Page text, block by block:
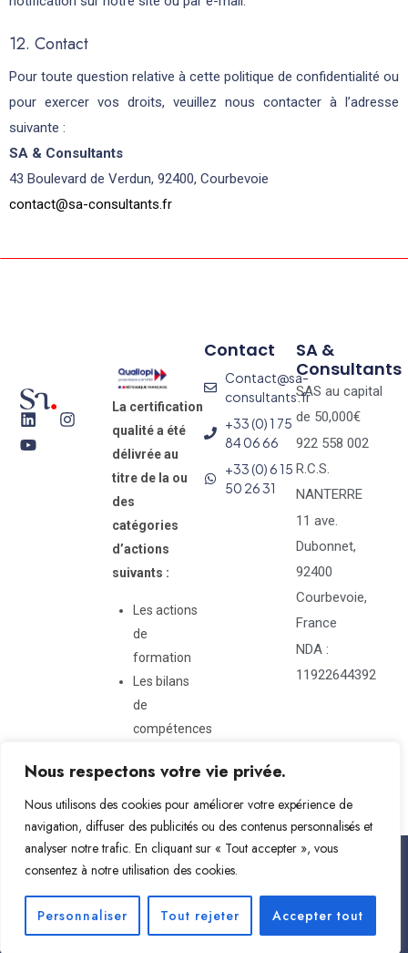
Nous respectons votre vie privée.
Nous utilisons des cookies pour améliorer votre expérience de
navigation, diffuser des publicités ou des contenus personnalisés et
analyser notre trafic. En cliquant sur « Tout accepter », vous
consentez à notre utilisation des cookies.
Personnaliser Tout rejeter Accepter tout
12. Contact
Pour toute question relative à cette politique de confidentialité ou
pour exercer vos droits, veuillez nous contacter à l’adresse
suivante :
SA & Consultants
43 Boulevard de Verdun, 92400, Courbevoie
contact@sa-consultants.fr
SA &
Consultants
SAS au capital
de 50,000€
922 558 002
R.C.S.
NANTERRE
11 ave.
Dubonnet,
92400
Courbevoie,
France
NDA :
11922644392
Contact
Contact@sa-
consultants.fr
+33 (0) 1 75
84 06 66
+33 (0) 6 15
50 26 31
La certification
qualité a été
délivrée au
titre de la ou
des
catégories
d’actions
suivants :
Les actions
de
formation
Les bilans
de
compétences
Mention Légales
Politique de confidentialité
@SA & CONSULTANTS2026